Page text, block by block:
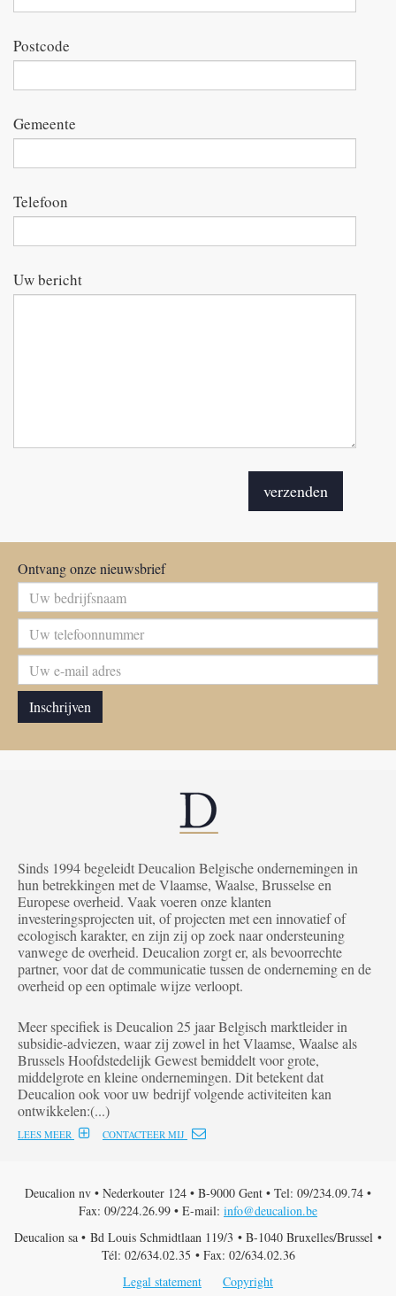
Postcode
Gemeente
Telefoon
Uw bericht
Ontvang onze nieuwsbrief
Sinds 1994 begeleidt Deucalion Belgische ondernemingen in
hun betrekkingen met de Vlaamse, Waalse, Brusselse en
Europese overheid. Vaak voeren onze klanten
investeringsprojecten uit, of projecten met een innovatief of
ecologisch karakter, en zijn zij op zoek naar ondersteuning
vanwege de overheid. Deucalion zorgt er, als bevoorrechte
partner, voor dat de communicatie tussen de onderneming en de
overheid op een optimale wijze verloopt.
Meer specifiek is Deucalion 25 jaar Belgisch marktleider in
subsidie-adviezen, waar zij zowel in het Vlaamse, Waalse als
Brussels Hoofdstedelijk Gewest bemiddelt voor grote,
middelgrote en kleine ondernemingen. Dit betekent dat
Deucalion ook voor uw bedrijf volgende activiteiten kan
ontwikkelen:(...)
LEES MEER CONTACTEER MIJ
Deucalion nv • Nederkouter 124 • B-9000 Gent • Tel: 09/234.09.74 •
Fax: 09/224.26.99 • E-mail: info@deucalion.be
Deucalion sa • Bd Louis Schmidtlaan 119/3 • B-1040 Bruxelles/Brussel •
Tél: 02/634.02.35 • Fax: 02/634.02.36
Legal statement
Copyright